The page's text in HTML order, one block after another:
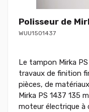
Polisseur de
WUU1501437
Le tampon Mirka
travaux de finition
pièces, de
Mirka PS 1437 135
moteur électrique à